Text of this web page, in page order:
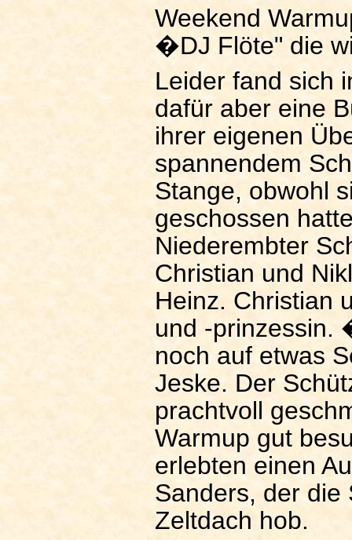
Weekend
�DJ Flöte" die
Leider fand sich
dafür aber eine
ihrer eigenen
spannendem
Stange, obwohl
geschossen
Niederembter
Christian und
Heinz. Christian
und -prinzessin.
noch auf etwas
Jeske. Der
prachtvoll
Warmup gut
erlebten einen
Sanders, der die
Zeltdach hob.